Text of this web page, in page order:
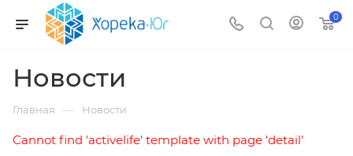
0
Новости
Главная — Новости
Cannot find 'activelife' template with page 'detail'